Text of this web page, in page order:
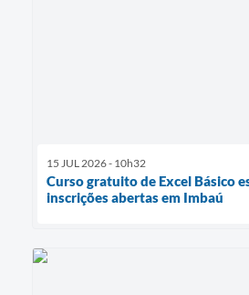
15 JUL 2026 - 10h32
Curso gratuito de Excel Básico
inscrições abertas em Imbaú